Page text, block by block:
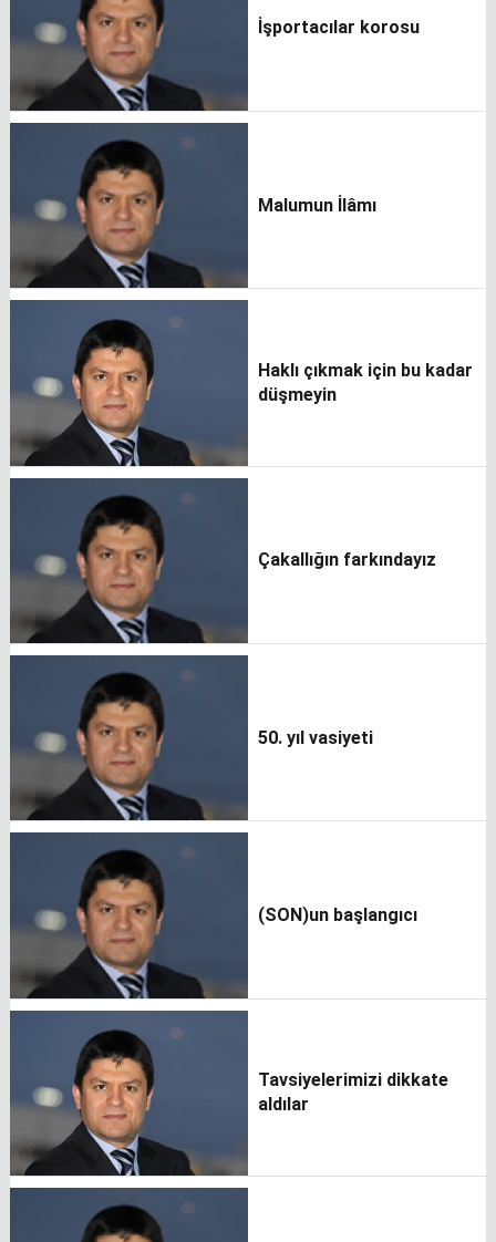
İşportacılar korosu
Malumun İlâmı
Haklı çıkmak için bu kadar
düşmeyin
Çakallığın farkındayız
50. yıl vasiyeti
(SON)un başlangıcı
Tavsiyelerimizi dikkate
aldılar